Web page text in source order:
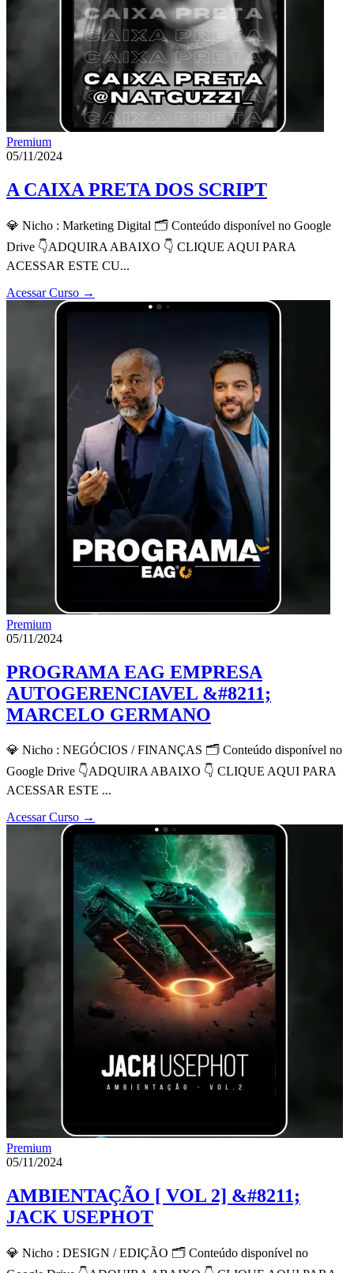
Premium
05/11/2024
A CAIXA PRETA DOS SCRIPT
💎 Nicho : Marketing Digital 🗂 Conteúdo disponível no Google
Drive 👇ADQUIRA ABAIXO 👇 CLIQUE AQUI PARA
ACESSAR ESTE CU...
Acessar Curso →
Premium
05/11/2024
PROGRAMA EAG EMPRESA
AUTOGERENCIAVEL &#8211;
MARCELO GERMANO
💎 Nicho : NEGÓCIOS / FINANÇAS 🗂 Conteúdo disponível no
Google Drive 👇ADQUIRA ABAIXO 👇 CLIQUE AQUI PARA
ACESSAR ESTE ...
Acessar Curso →
Premium
05/11/2024
AMBIENTAÇÃO [ VOL 2] &#8211;
JACK USEPHOT
💎 Nicho : DESIGN / EDIÇÃO 🗂 Conteúdo disponível no